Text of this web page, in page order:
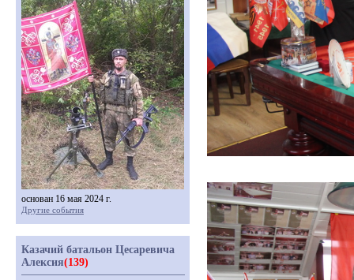
основан 16 мая 2024 г.
Другие события
Казачий батальон Цесаревича
Алексия(139)